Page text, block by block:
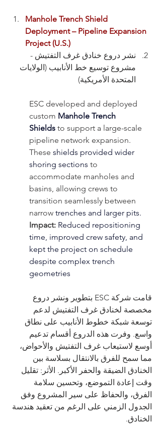
Manhole Trench Shield
Deployment – Pipeline Expansion
Project (U.S.)
نشر دروع خنادق غرف التفتيش -
مشروع توسيع خط الأنابيب (الولايات
المتحدة الأمريكية)
ESC developed and deployed
custom Manhole Trench
Shields to support a large-scale
pipeline network expansion.
These shields provided wider
shoring sections to
accommodate manholes and
basins, allowing crews to
transition seamlessly between
narrow trenches and larger pits.
Impact: Reduced repositioning
time, improved crew safety, and
kept the project on schedule
despite complex trench
geometries
قامت شركة ESC بتطوير ونشر دروع
مخصصة لخنادق غرف التفتيش لدعم
توسعة شبكة خطوط الأنابيب على نطاق
واسع. وفرت هذه الدروع أقسام تدعيم
أوسع لاستيعاب غرف التفتيش والأحواض،
مما سمح للفرق بالانتقال بسلاسة بين
الخنادق الضيقة والحفر الأكبر. الأثر: تقليل
وقت إعادة التموضع، وتحسين سلامة
الفرق، والحفاظ على سير المشروع وفق
الجدول الزمني على الرغم من تعقيد هندسة
الخنادق.